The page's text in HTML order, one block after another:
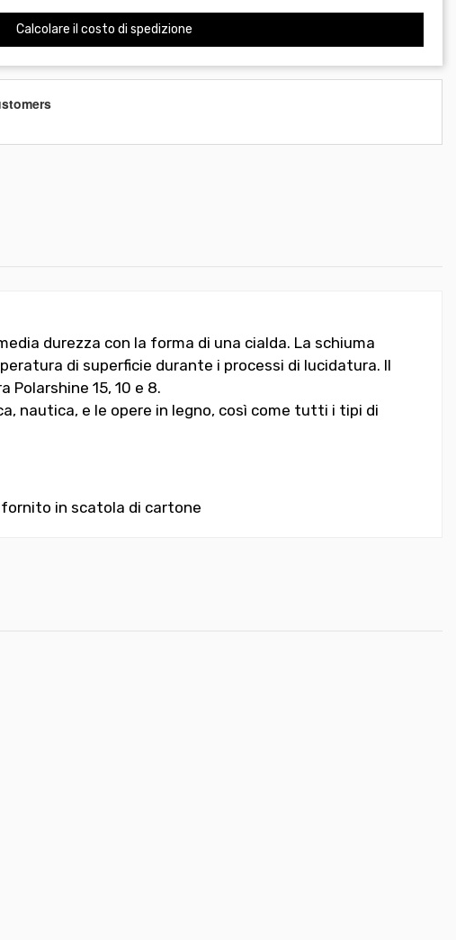
Calcolare il costo di spedizione
durezza con la forma di una cialda. La schiuma
di superficie durante i processi di lucidatura. Il
15, 10 e 8.
nautica, e le opere in legno, così come tutti i tipi di
in scatola di cartone